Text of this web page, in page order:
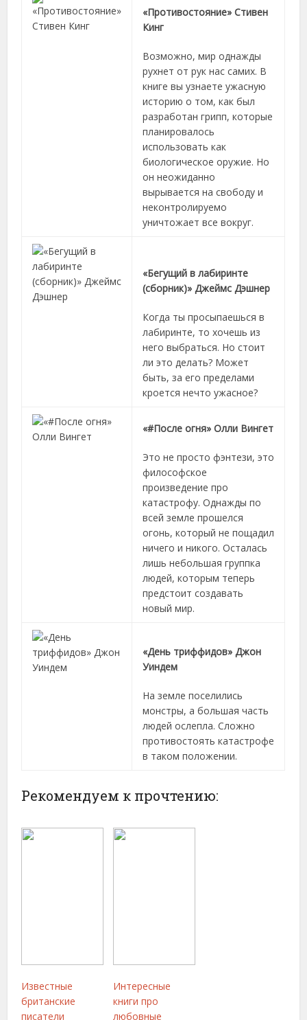
«Противостояние» Стивен
Кинг
Возможно, мир однажды
рухнет от рук нас самих. В
книге вы узнаете ужасную
историю о том, как был
разработан грипп, которые
планировалось
использовать как
биологическое оружие. Но
он неожиданно
вырывается на свободу и
неконтролируемо
уничтожает все вокруг.
«Бегущий в лабиринте
(сборник)» Джеймс Дэшнер
Когда ты просыпаешься в
лабиринте, то хочешь из
него выбраться. Но стоит
ли это делать? Может
быть, за его пределами
кроется нечто ужасное?
«#После огня» Олли Вингет
Это не просто фэнтези, это
философское
произведение про
катастрофу. Однажды по
всей земле прошелся
огонь, который не пощадил
ничего и никого. Осталась
лишь небольшая группка
людей, которым теперь
предстоит создавать
новый мир.
«День триффидов» Джон
Уиндем
На земле поселились
монстры, а большая часть
людей ослепла. Сложно
противостоять катастрофе
в таком положении.
Рекомендуем к прочтению:
Известные
британские
писатели
Интересные
книги про
любовные